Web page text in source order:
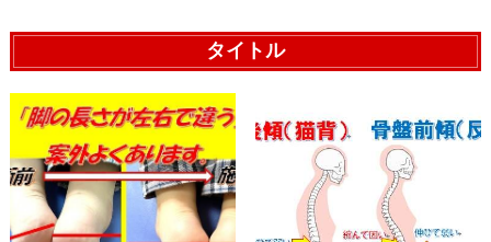
タイトル